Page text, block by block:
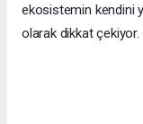
ekosistemin kendini
olarak dikkat çekiyor.